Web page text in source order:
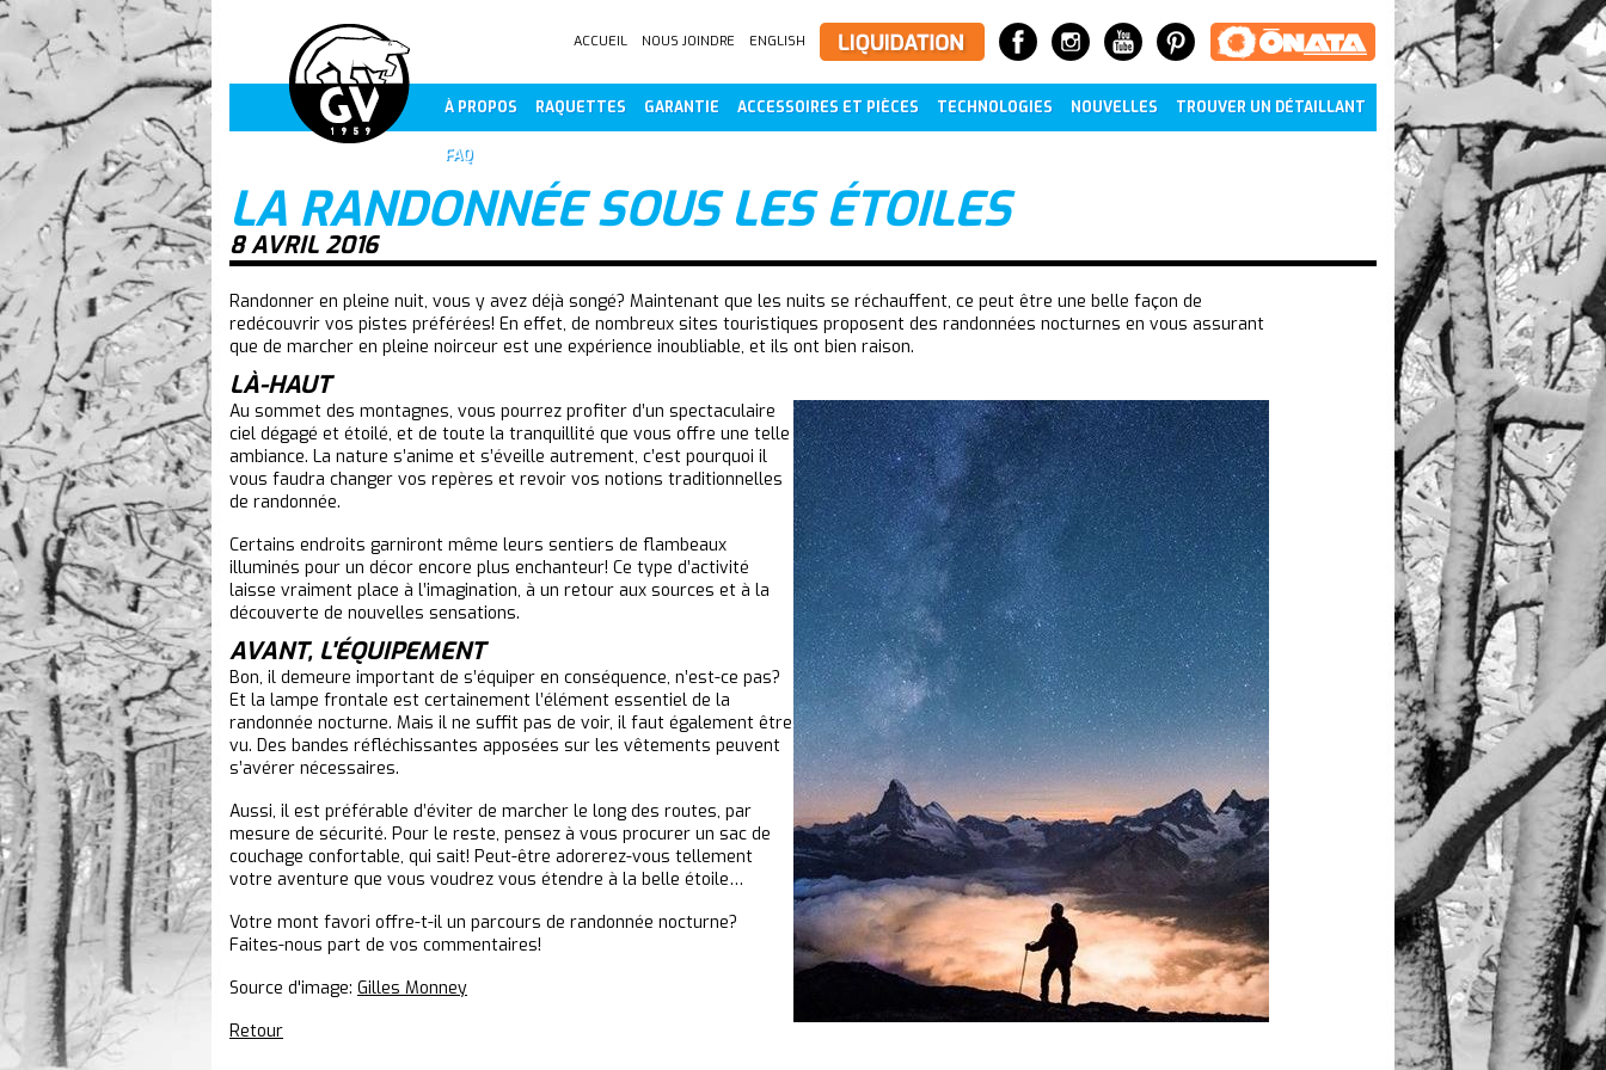
ACCUEIL NOUS JOINDRE ENGLISH
À PROPOS RAQUETTES GARANTIE ACCESSOIRES ET PIÈCES TECHNOLOGIES NOUVELLES TROUVER UN DÉTAILLANT
FAQ
LA RANDONNÉE SOUS LES ÉTOILES
8 AVRIL 2016
Randonner en pleine nuit, vous y avez déjà songé? Maintenant que les nuits se réchauffent, ce peut être une belle façon de
redécouvrir vos pistes préférées! En effet, de nombreux sites touristiques proposent des randonnées nocturnes en vous assurant
que de marcher en pleine noirceur est une expérience inoubliable, et ils ont bien raison.
LÀ-HAUT
Au sommet des montagnes, vous pourrez profiter d’un spectaculaire
ciel dégagé et étoilé, et de toute la tranquillité que vous offre une telle
ambiance. La nature s’anime et s’éveille autrement, c’est pourquoi il
vous faudra changer vos repères et revoir vos notions traditionnelles
de randonnée.
Certains endroits garniront même leurs sentiers de flambeaux
illuminés pour un décor encore plus enchanteur! Ce type d’activité
laisse vraiment place à l’imagination, à un retour aux sources et à la
découverte de nouvelles sensations.
AVANT, L'ÉQUIPEMENT
Bon, il demeure important de s’équiper en conséquence, n’est-ce pas?
Et la lampe frontale est certainement l’élément essentiel de la
randonnée nocturne. Mais il ne suffit pas de voir, il faut également être
vu. Des bandes réfléchissantes apposées sur les vêtements peuvent
s’avérer nécessaires.
Aussi, il est préférable d’éviter de marcher le long des routes, par
mesure de sécurité. Pour le reste, pensez à vous procurer un sac de
couchage confortable, qui sait! Peut-être adorerez-vous tellement
votre aventure que vous voudrez vous étendre à la belle étoile…
Votre mont favori offre-t-il un parcours de randonnée nocturne?
Faites-nous part de vos commentaires!
Source d'image: Gilles Monney
Retour